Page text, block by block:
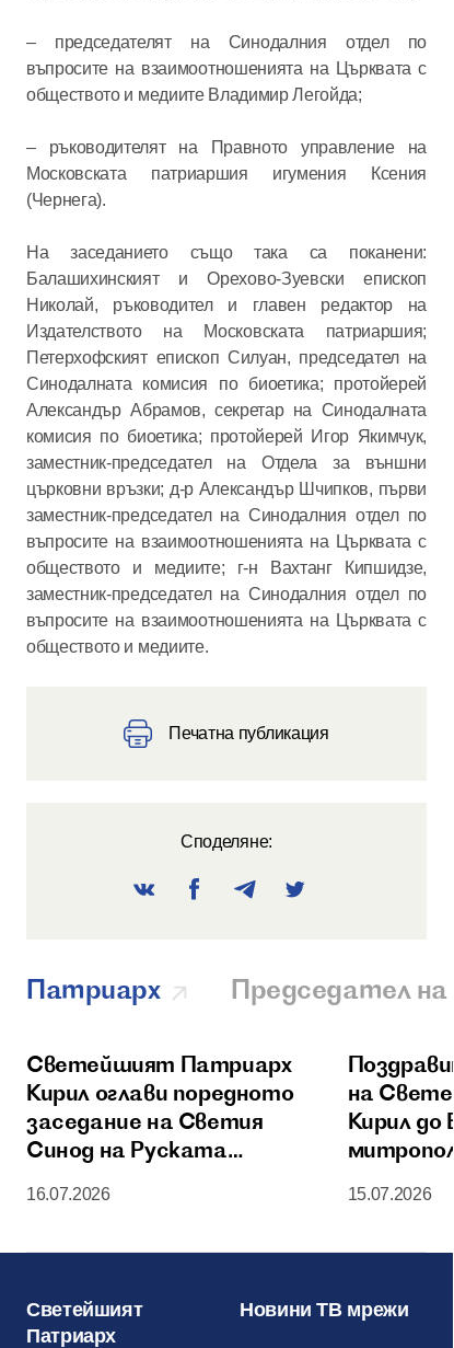
– председателят на Синодалния отдел по
въпросите на взаимоотношенията на Църквата с
обществото и медиите Владимир Легойда;
– ръководителят на Правното управление на
Московската патриаршия игумения Ксения
(Чернега).
На заседанието също така са поканени:
Балашихинският и Орехово-Зуевски епископ
Николай, ръководител и главен редактор на
Издателството на Московската патриаршия;
Петерхофският епископ Силуан, председател на
Синодалната комисия по биоетика; протойерей
Александър Абрамов, секретар на Синодалната
комисия по биоетика; протойерей Игор Якимчук,
заместник-председател на Отдела за външни
църковни връзки; д-р Александър Шчипков, първи
заместник-председател на Синодалния отдел по
въпросите на взаимоотношенията на Църквата с
обществото и медиите; г-н Вахтанг Кипшидзе,
заместник-председател на Синодалния отдел по
въпросите на взаимоотношенията на Църквата с
обществото и медиите.
Печатна публикация
Споделяне:
Патриарх Председател
Светейшият Патриарх
Кирил оглави поредното
заседание на Светия
Синод на Руската
16.07.2026
на
Кирил до
по
15.07.2026
Светейшият
Патриарх
Новини ТВ мрежи